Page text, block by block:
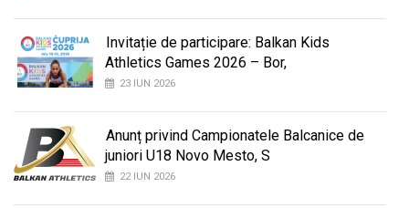
Invitație de participare: Balkan Kids
Athletics Games 2026 – Bor,
23 IUN 2026
Anunț privind Campionatele Balcanice de
juniori U18 Novo Mesto, S
22 IUN 2026